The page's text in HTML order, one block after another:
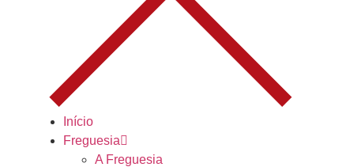
Início
Freguesia
A Freguesia